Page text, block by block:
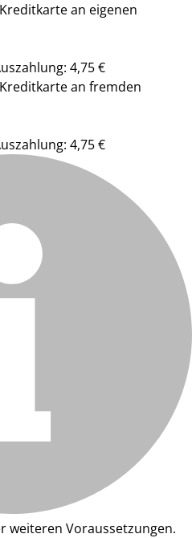
an eigenen
4,75 €
an fremden
4,75 €
weiteren Voraussetzungen.